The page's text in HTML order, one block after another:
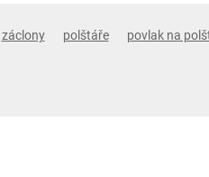
záclony polštáře povlak na